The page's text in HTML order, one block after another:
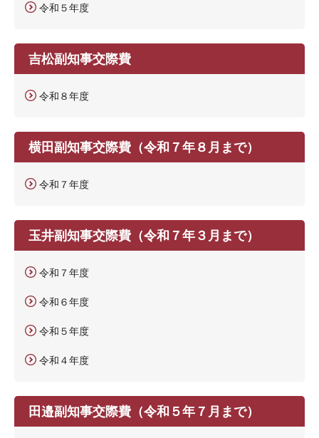
令和５年度
吉松副知事交際費
令和８年度
横田副知事交際費（令和７年８月まで）
令和７年度
玉井副知事交際費（令和７年３月まで）
令和７年度
令和６年度
令和５年度
令和４年度
田邉副知事交際費（令和５年７月まで）